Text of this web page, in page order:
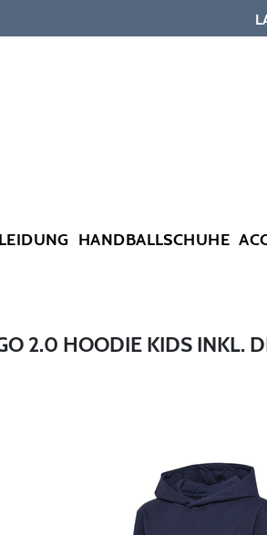
HANDBALLSCHUHE
2.0 HOODIE KIDS INKL.